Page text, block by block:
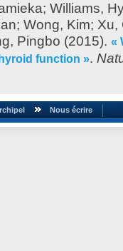
; Williams,
; Wong, Kim; Xu,
Pingbo (2015). «
function ».
Nous écrire